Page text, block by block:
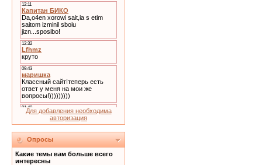
Для добавления необходима
авторизация
Опросы
Какие темы вам больше всего
интересны